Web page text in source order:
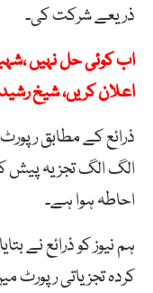
ذریعے شرکت کی۔
اب کوئی حل نہیں
اعلان کریں، شیخ رشید
ذرائع کے مطابق
الگ الگ تجزیہ پیش
احاطہ ہوا ہے۔
ہم نیوز کو ذرائع نے
کردہ تجزیاتی رپورٹ